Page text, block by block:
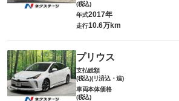
(税込)
年式2017年
走行10.6万km
プリウス
支払総額
(税込)(リ済込・追)
車両本体価格
(税込)